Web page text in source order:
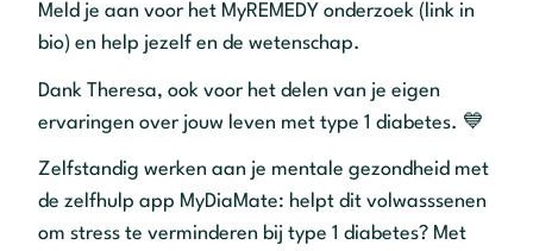
Meld je aan voor het MyREMEDY onderzoek (link in
bio) en help jezelf en de wetenschap.
Dank Theresa, ook voor het delen van je eigen
ervaringen over jouw leven met type 1 diabetes. 💙
Zelfstandig werken aan je mentale gezondheid met
de zelfhulp app MyDiaMate: helpt dit volwasssenen
om stress te verminderen bij type 1 diabetes? Met